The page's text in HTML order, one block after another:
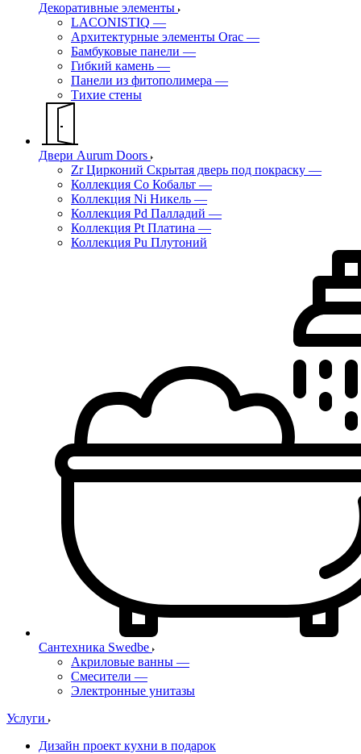
Декоративные элементы
LACONISTIQ —
Архитектурные элементы Orac —
Бамбуковые панели —
Гибкий камень —
Панели из фитополимера —
Тихие стены
Двери Aurum Doors
Zr Цирконий Скрытая дверь под покраску —
Коллекция Co Кобальт —
Коллекция Ni Никель —
Коллекция Pd Палладий —
Коллекция Pt Платина —
Коллекция Pu Плутоний
Сантехника Swedbe
Акриловые ванны —
Смесители —
Электронные унитазы
Услуги
Дизайн проект кухни в подарок